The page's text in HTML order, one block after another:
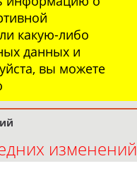
какую-либо
данных и
вы можете
изменений